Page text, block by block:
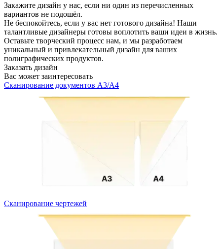
Закажите дизайн у нас, если ни один из перечисленных
вариантов не подошёл.
Не беспокойтесь, если у вас нет готового дизайна! Наши
талантливые дизайнеры готовы воплотить ваши идеи в жизнь.
Оставьте творческий процесс нам, и мы разработаем
уникальный и привлекательный дизайн для ваших
полиграфических продуктов.
Заказать дизайн
Вас может заинтересовать
Сканирование документов А3/А4
Сканирование чертежей